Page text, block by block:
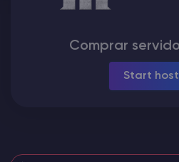
ARK Server Hospedagem
Comprar
Start